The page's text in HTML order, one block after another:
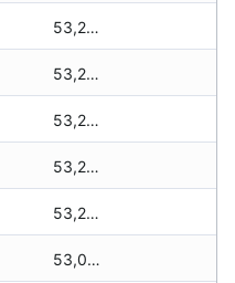
53,210 zł
53,210 zł
53,210 zł
53,210 zł
53,210 zł
53,030 zł